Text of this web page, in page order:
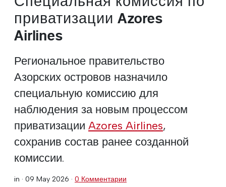
приватизации Azores
Airlines
Региональное правительство
Азорских островов назначило
специальную комиссию для
наблюдения за новым процессом
приватизации Azores Airlines,
сохранив состав ранее созданной
комиссии.
in · 09 May 2026 · 0 Комментарии